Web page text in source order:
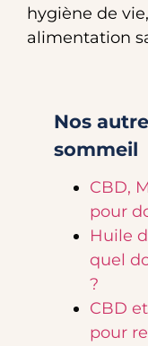
hygiène de
alimentation
Nos
sommeil
CBD,
pour
Huile
quel
?
CBD
pour